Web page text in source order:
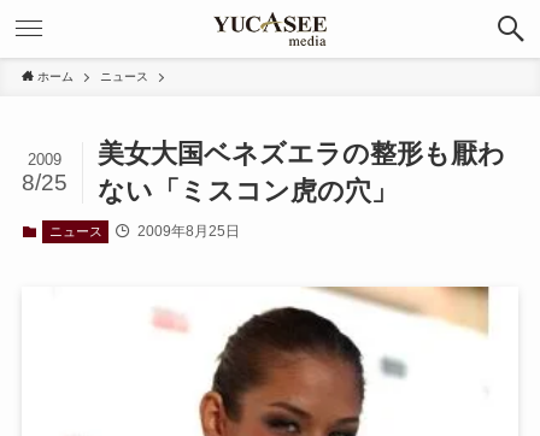
ホーム ニュース
美女大国ベネズエラの整形も厭わ
ない「ミスコン虎の穴」
2009
8/25
ニュース 2009年8月25日